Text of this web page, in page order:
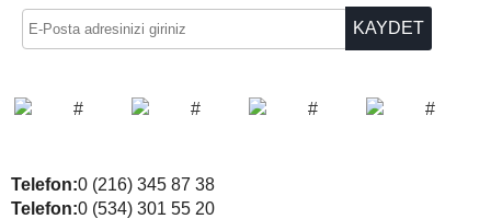
KAYDET
Telefon:0 (216) 345 87 38
Telefon:0 (534) 301 55 20